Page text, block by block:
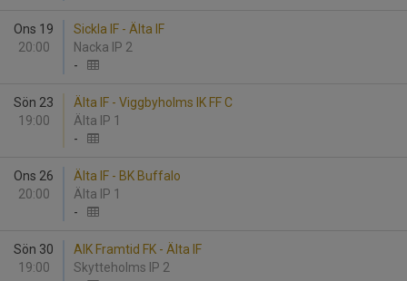
Ons 19
20:00
Sickla IF - Älta IF
Nacka IP 2
-
Sön 23
19:00
Älta IF - Viggbyholms IK FF C
Älta IP 1
-
Ons 26
20:00
Älta IF - BK Buffalo
Älta IP 1
-
Sön 30
19:00
AIK Framtid FK - Älta IF
Skytteholms IP 2